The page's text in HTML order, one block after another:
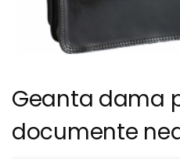
Geanta dama
documente